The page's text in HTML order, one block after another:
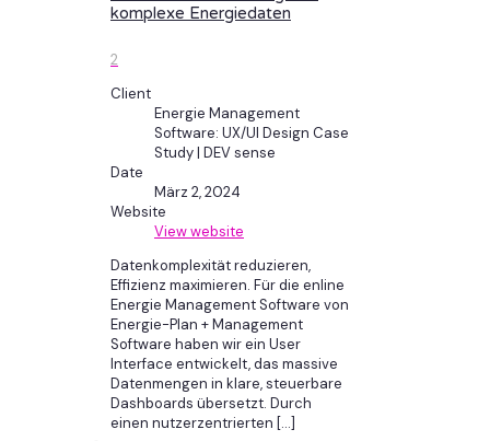
komplexe Energiedaten
2
Client
Energie Management
Software: UX/UI Design Case
Study | DEV sense
Date
März 2, 2024
Website
View website
Datenkomplexität reduzieren,
Effizienz maximieren. Für die enline
Energie Management Software von
Energie-Plan + Management
Software haben wir ein User
Interface entwickelt, das massive
Datenmengen in klare, steuerbare
Dashboards übersetzt. Durch
einen nutzerzentrierten […]